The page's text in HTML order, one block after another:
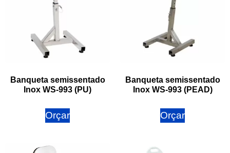
Banqueta semissentado
Inox WS-993 (PU)
Orçar
Banqueta semissentado
Inox WS-993 (PEAD)
Orçar